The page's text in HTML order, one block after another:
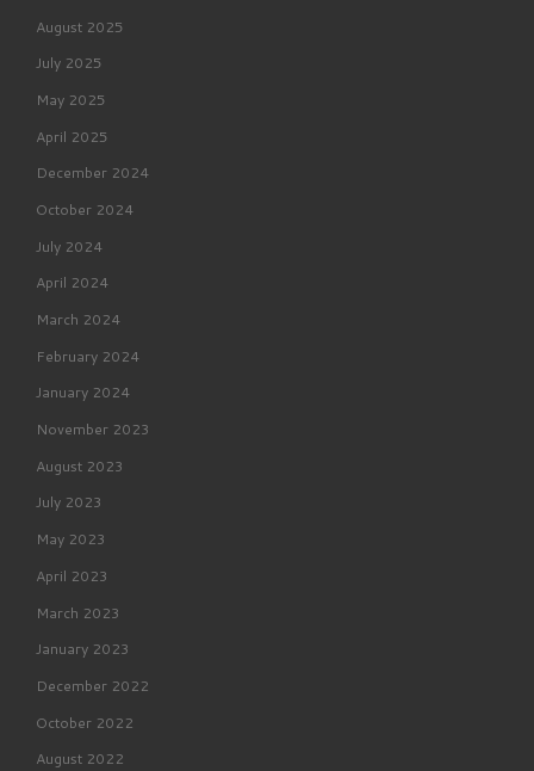
August 2025
July 2025
May 2025
April 2025
December 2024
October 2024
July 2024
April 2024
March 2024
February 2024
January 2024
November 2023
August 2023
July 2023
May 2023
April 2023
March 2023
January 2023
December 2022
October 2022
August 2022